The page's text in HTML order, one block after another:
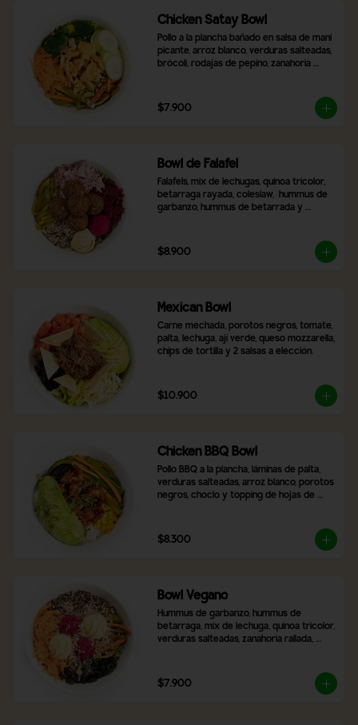
Chicken Satay Bowl
Pollo a la plancha bañado en salsa de mani
picante, arroz blanco, verduras salteadas,
brócoli, rodajas de pepino, zanahoria
$7.900
Bowl de Falafel
Falafels, mix de lechugas, quinoa tricolor,
betarraga rayada, coleslaw,  hummus de
garbanzo, hummus de betarrada y
$8.900
Mexican Bowl
Carne mechada, porotos negros, tomate,
palta, lechuga, ají verde, queso mozzarella,
chips de tortilla y 2 salsas a elección.
$10.900
Chicken BBQ Bowl
Pollo BBQ a la plancha, láminas de palta,
verduras salteadas, arroz blanco, porotos
negros, choclo y topping de hojas de
$8.300
Bowl Vegano
Hummus de garbanzo, hummus de
betarraga, mix de lechuga, quinoa tricolor,
verduras salteadas, zanahoria rallada,
elección
$7.900